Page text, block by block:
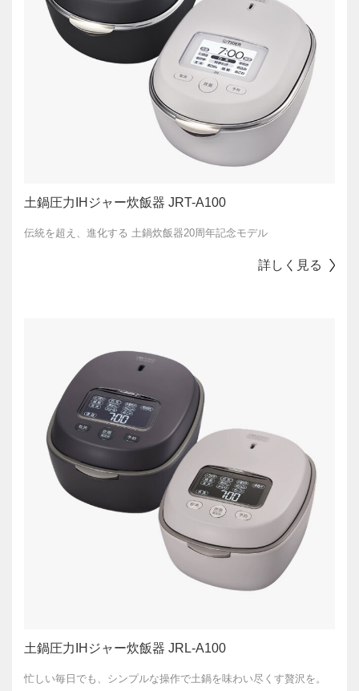
土鍋圧力IHジャー炊飯器 JRT-A100
伝統を超え、進化する 土鍋炊飯器20周年記念モデル
詳しく見る
土鍋圧力IHジャー炊飯器 JRL-A100
忙しい毎日でも、シンプルな操作で土鍋を味わい尽くす贅沢を。